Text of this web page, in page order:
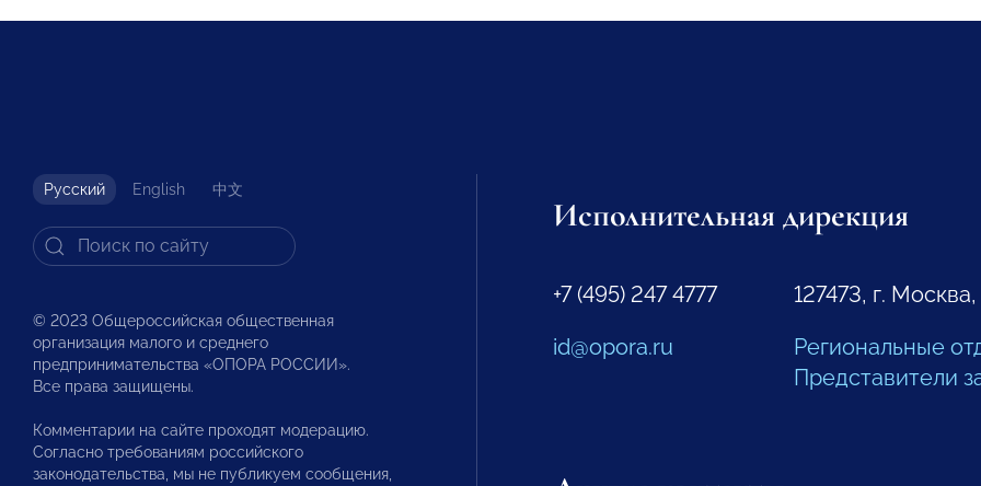
Русский English 中文
© 2023 Общероссийская общественная
организация малого и среднего
предпринимательства «ОПОРА РОССИИ».
Все права защищены.
Комментарии на сайте проходят модерацию.
Согласно требованиям российского
законодательства, мы не публикуем сообщения,
Исполнительная дирекция
+7 (495) 247 4777
id@opora.ru
127473, г.
Региональные
Представители